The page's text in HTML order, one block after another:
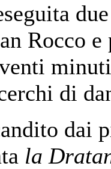
Rocco
di
dai
la